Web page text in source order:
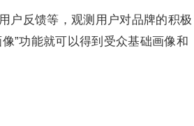
户反馈等，观测用户对品牌的积极
”功能就可以得到受众基础画像和